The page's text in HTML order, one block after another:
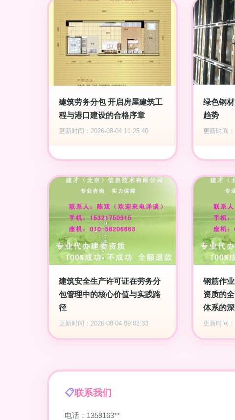
建筑劳务分包 开启房屋建筑工
程与港口建设的合格序章
更新时间：2026-08-04 11:25:40
绿色钢
趋势
更新时间
建筑安全生产许可证在劳务分
包管理中的核心价值与实践路
径
更新时间：2026-08-04 09:02:33
钢筋作
资质的
体系的
更新时间
联系我们
电话：1359163**